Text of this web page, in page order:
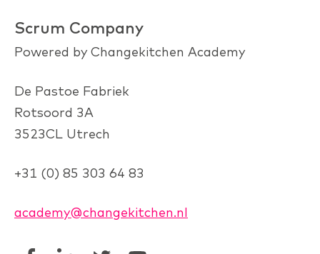
Scrum Company
Powered by Changekitchen Academy
De Pastoe Fabriek
Rotsoord 3A
3523CL Utrech
+31 (0) 85 303 64 83
academy@changekitchen.nl